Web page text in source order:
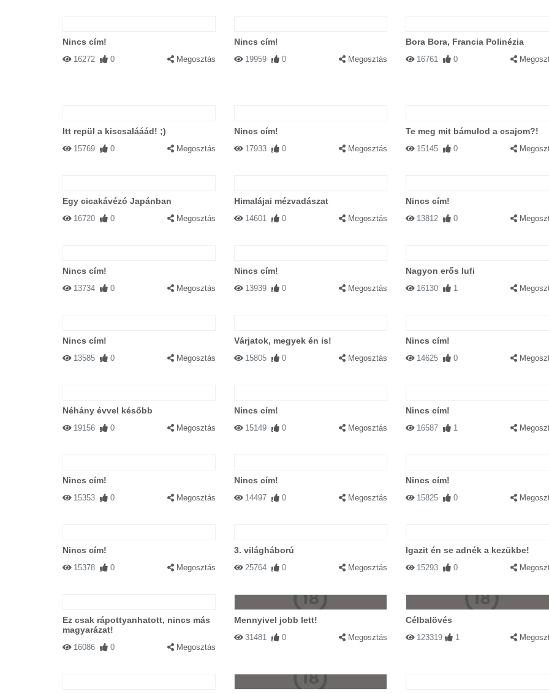
Nincs cím!
16272 0 Megosztás
Nincs cím!
19959 0 Megosztás
Bora Bora, Francia Polinézia
16761 0
Itt repül a kiscsalááád! ;)
15769 0 Megosztás
Nincs cím!
17933 0 Megosztás
Te meg mit bámulod a csajom?!
15145 0
Egy cicakávézó Japánban
16720 0 Megosztás
Himalájai mézvadászat
14601 0 Megosztás
Nincs cím!
13812 0
Nincs cím!
13734 0 Megosztás
Nincs cím!
13939 0 Megosztás
Nagyon erős lufi
16130 1
Nincs cím!
13585 0 Megosztás
Várjatok, megyek én is!
15805 0 Megosztás
Nincs cím!
14625 0
Néhány évvel később
19156 0 Megosztás
Nincs cím!
15149 0 Megosztás
Nincs cím!
16587 1
Nincs cím!
15353 0 Megosztás
Nincs cím!
14497 0 Megosztás
Nincs cím!
15825 0
Nincs cím!
15378 0 Megosztás
3. világháború
25764 0 Megosztás
Igazit én se adnék a kezükbe!
15293 0
Ez csak rápottyanhatott, nincs más
magyarázat!
16086 0 Megosztás
Mennyivel jobb lett!
31481 0 Megosztás
Célbalövés
123319 1